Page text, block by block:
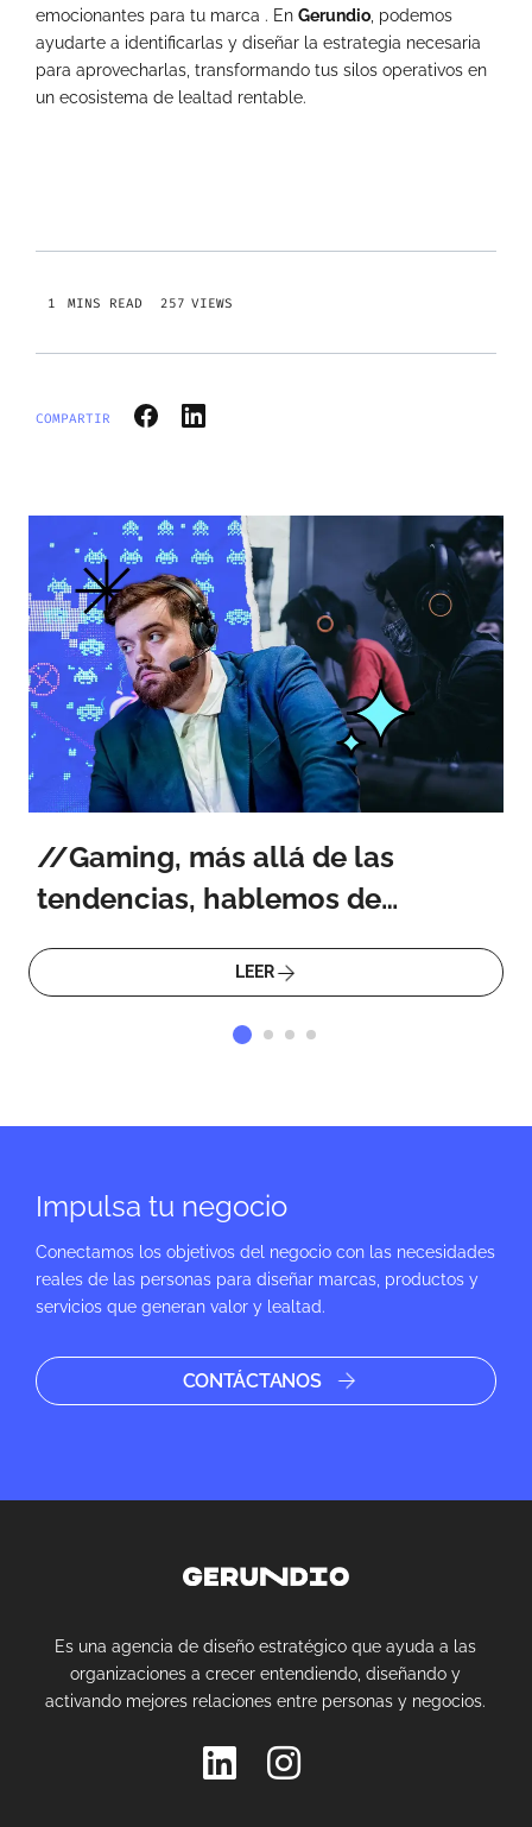
emocionantes para tu marca . En Gerundio, podemos
ayudarte a identificarlas y diseñar la estrategia necesaria
para aprovecharlas, transformando tus silos operativos en
un ecosistema de lealtad rentable.
VIEWS
257
COMPARTIR
Gaming, más allá de las
tendencias, hablemos de
personas
LEER
Impulsa tu negocio
Conectamos los objetivos del negocio con las necesidades
reales de las personas para diseñar marcas, productos y
servicios que generan valor y lealtad.
CONTÁCTANOS
Es una agencia de diseño estratégico que ayuda a las
organizaciones a crecer entendiendo, diseñando y
activando mejores relaciones entre personas y negocios.